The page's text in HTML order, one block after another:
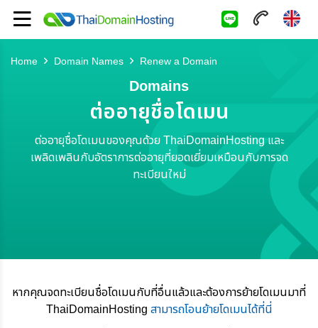
Home Domain Names Renew a Domain
Domains
ต่ออายุชื่อโดเมน
ต่ออายุชื่อโดเมนของคุณด้วย ThaiDomainHosting และ
เพลิดเพลินกับอัตราการต่ออายุที่ยอดเยี่ยมเหมือนกับการจด
ทะเบียนใหม่
หากคุณจดทะเบียนชื่อโดเมนกับที่อื่นแล้วและต้องการย้ายโดเมนมาที่
ThaiDomainHosting สามารถโอนย้ายโดเมนได้ที่นี่